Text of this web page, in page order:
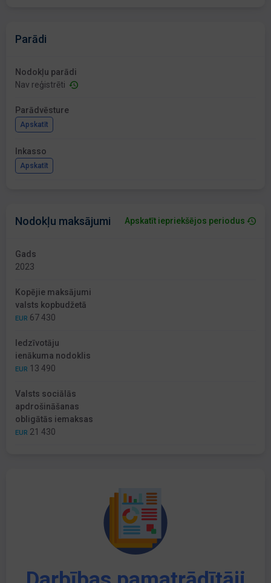
Parādi
Nodokļu parādi
Nav reģistrēti
Parādvēsture
Apskatīt
Inkasso
Apskatīt
Nodokļu maksājumi Apskatīt iepriekšējos periodus
Gads
2023
Kopējie maksājumi
valsts kopbudžetā
EUR 67 430
Iedzīvotāju
ienākuma nodoklis
EUR 13 490
Valsts sociālās
apdrošināšanas
obligātās iemaksas
EUR 21 430